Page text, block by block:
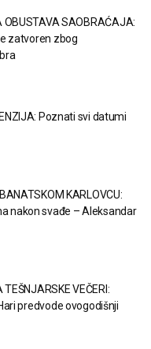
OBUSTAVA SAOBRAĆAJA:
zatvoren zbog
Poznati svi datumi
KARLOVCU:
nakon svađe – Aleksandar
TEŠNJARSKE VEČERI:
predvode ovogodišnji